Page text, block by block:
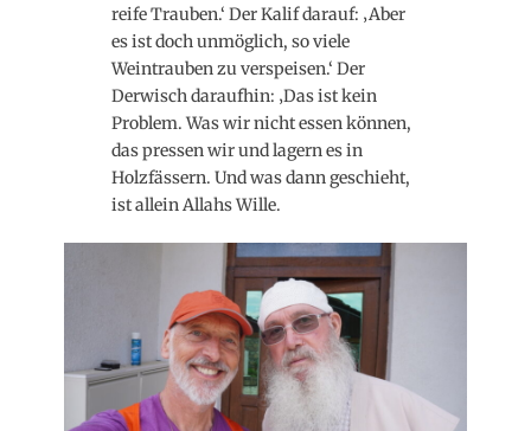
reife Trauben.‘ Der Kalif darauf: ‚Aber
es ist doch unmöglich, so viele
Weintrauben zu verspeisen.‘ Der
Derwisch daraufhin: ‚Das ist kein
Problem. Was wir nicht essen können,
das pressen wir und lagern es in
Holzfässern. Und was dann geschieht,
ist allein Allahs Wille.